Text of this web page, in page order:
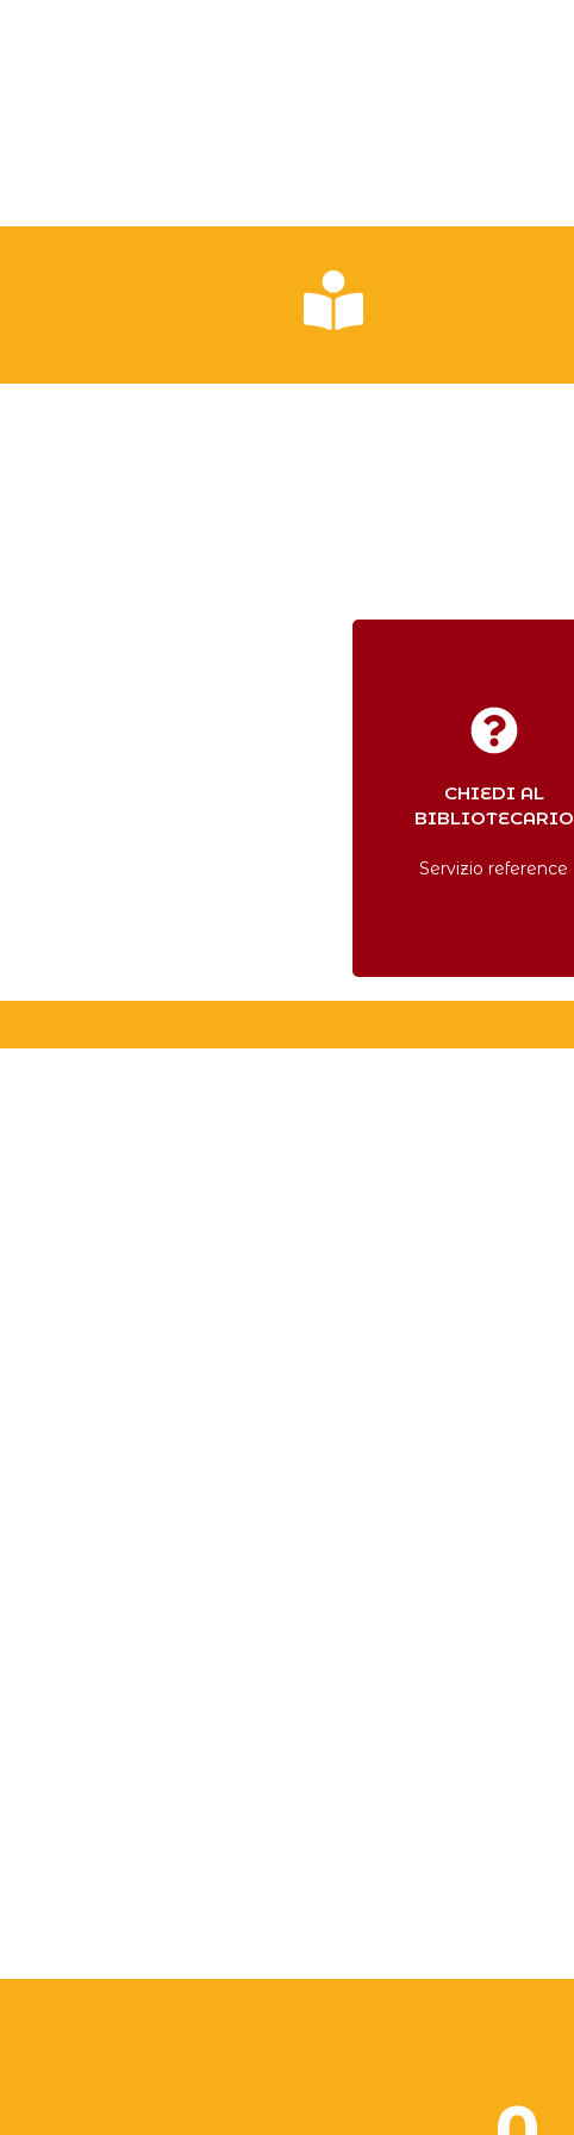
CHIEDI AL
BIBLIOTECARIO
Servizio reference